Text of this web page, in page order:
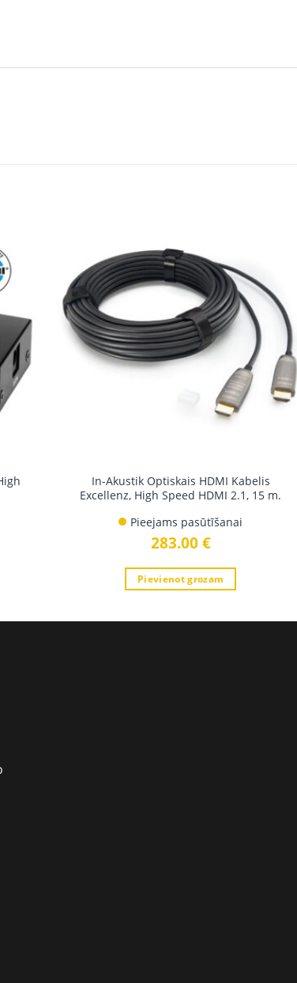
In-Akustik Optiskais HDMI Kabelis
Excellenz, High Speed HDMI 2.1, 15 m.
Pieejams pasūtīšanai
283.00€
Pievienot grozam